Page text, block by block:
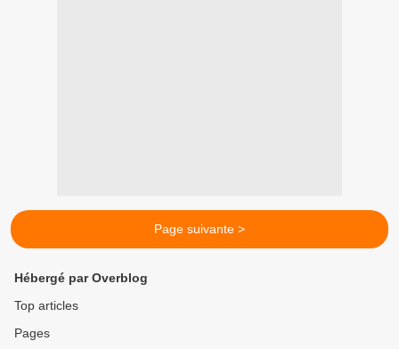
Page suivante >
Hébergé par Overblog
Top articles
Pages